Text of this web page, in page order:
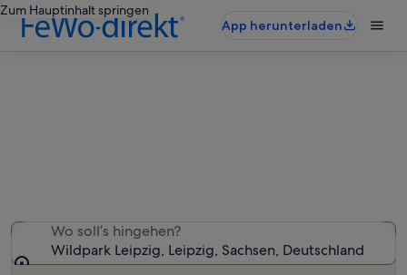
Zum Hauptinhalt springen
App herunterladen
Wo soll’s hingehen?
Wildpark Leipzig, Leipzig, Sachsen, Deutschland